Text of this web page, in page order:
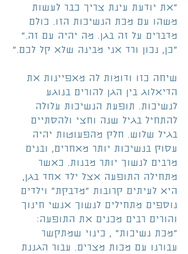
"את יודעת עינת צריך כבר לעשות
משהו עם מכת הנשיכות הזו. כולם
מדברים על זה בגן. מה יהיה עם זה."
"כן, נכון ורד אני מבינה שלא קל לכם."
שיחה כזו ודומות לה מאפיינות את
הדיאלוג בין הגן להורים בנוגע
לנשיכות. תופעת הנשיכות עלולה
להתחיל בגיל שנה וחצי ולהסתיים
בגיל שלוש. חלק מהפעוטות יהיה
עסוק בנשיכות יותר מאחרים, ובנים
מרבים לנשוך יותר מבנות. כאשר
מתחילה התופעה אצל ילד אחד בגן,
היא לעיתים קרובות "מדבקת" וילדים
נוספים מתחילים לנשוך אנשי חינוך
והורים רבים מכנים את התופעה:
"מכת נשיכות" , כינוי שמתקשר
עבורנו עם מכות מצרים. עבור הגננת